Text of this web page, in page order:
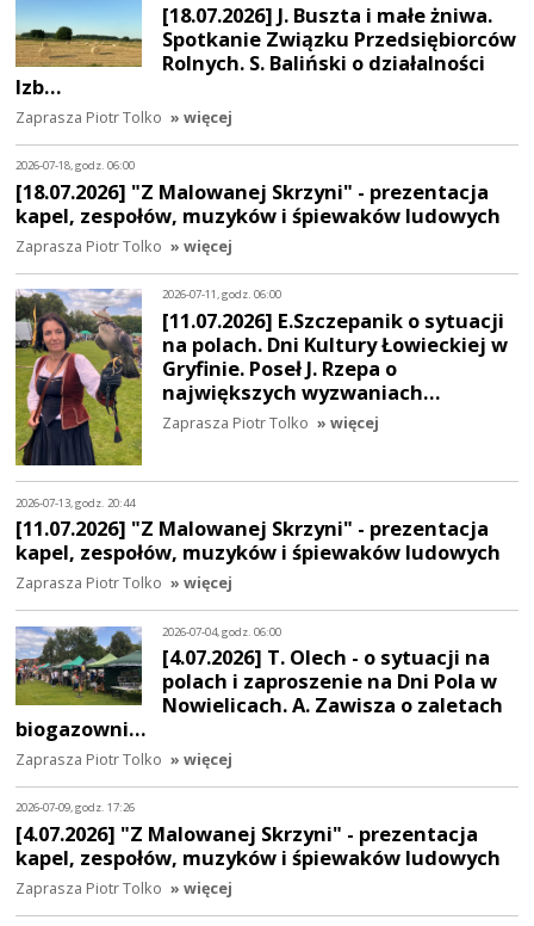
[18.07.2026] J. Buszta i małe żniwa.
Spotkanie Związku Przedsiębiorców
Rolnych. S. Baliński o działalności
Izb…
Zaprasza Piotr Tolko » więcej
2026-07-18, godz. 06:00
[18.07.2026] "Z Malowanej Skrzyni" - prezentacja
kapel, zespołów, muzyków i śpiewaków ludowych
Zaprasza Piotr Tolko » więcej
2026-07-11, godz. 06:00
[11.07.2026] E.Szczepanik o sytuacji
na polach. Dni Kultury Łowieckiej w
Gryfinie. Poseł J. Rzepa o
największych wyzwaniach…
Zaprasza Piotr Tolko » więcej
2026-07-13, godz. 20:44
[11.07.2026] "Z Malowanej Skrzyni" - prezentacja
kapel, zespołów, muzyków i śpiewaków ludowych
Zaprasza Piotr Tolko » więcej
2026-07-04, godz. 06:00
[4.07.2026] T. Olech - o sytuacji na
polach i zaproszenie na Dni Pola w
Nowielicach. A. Zawisza o zaletach
biogazowni…
Zaprasza Piotr Tolko » więcej
2026-07-09, godz. 17:26
[4.07.2026] "Z Malowanej Skrzyni" - prezentacja
kapel, zespołów, muzyków i śpiewaków ludowych
Zaprasza Piotr Tolko » więcej